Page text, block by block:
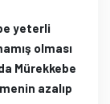
yeterli
olması
Mürekkebe
azalıp